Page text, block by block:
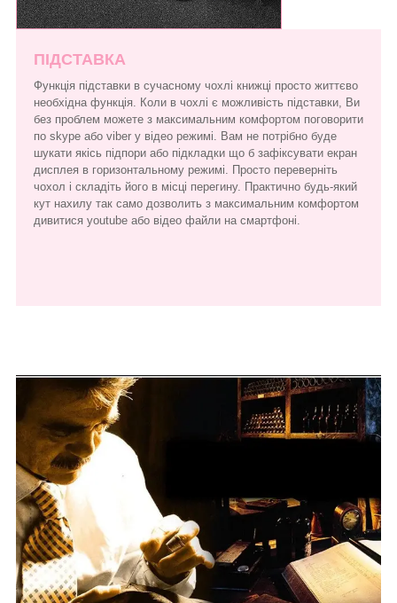
ПІДСТАВКА
Функція підставки в сучасному чохлі книжці просто життєво
необхідна функція. Коли в чохлі є можливість підставки, Ви
без проблем можете з максимальним комфортом поговорити
по skype або viber у відео режимі. Вам не потрібно буде
шукати якісь підпори або підкладки що б зафіксувати екран
дисплея в горизонтальному режимі. Просто переверніть
чохол і складіть його в місці перегину. Практично будь-який
кут нахилу так само дозволить з максимальним комфортом
дивитися youtube або відео файли на смартфоні.